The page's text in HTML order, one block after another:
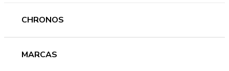
CHRONOS
Hombre
MARCAS